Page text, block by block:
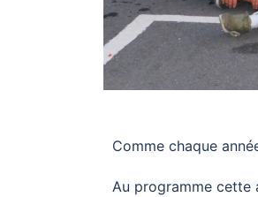
Comme chaque
Au programme cette